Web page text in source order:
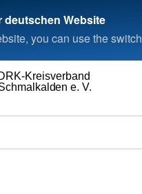
deutschen Website
you can use the
e. V.
Kreisverband